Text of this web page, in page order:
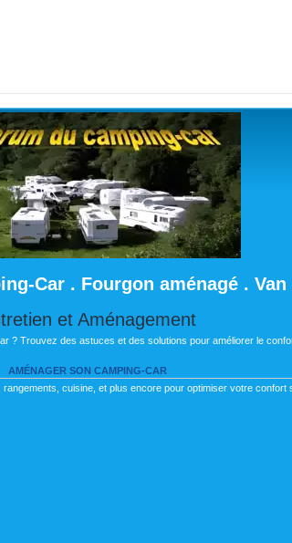
Car . Fourgon aménagé . Van
et Aménagement
? Trouvez des astuces et des solutions pour améliorer le
AMÉNAGER SON CAMPING-CAR
cuisine, et plus encore pour optimiser votre confort